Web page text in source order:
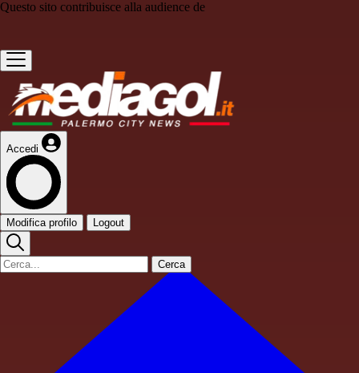
Questo sito contribuisce alla audience de
Accedi
Modifica profilo Logout
Cerca